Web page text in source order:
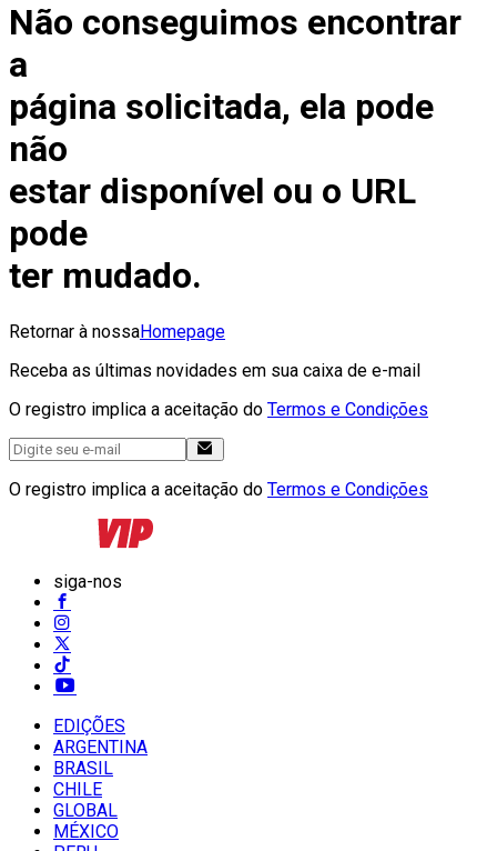
Não conseguimos encontrar
a
página solicitada, ela pode
não
estar disponível ou o URL
pode
ter mudado.
Retornar à nossaHomepage
Receba as últimas novidades em sua caixa de e-mail
O registro implica a aceitação do Termos e Condições
O registro implica a aceitação do Termos e Condições
siga-nos
EDIÇÕES
ARGENTINA
BRASIL
CHILE
GLOBAL
MÉXICO